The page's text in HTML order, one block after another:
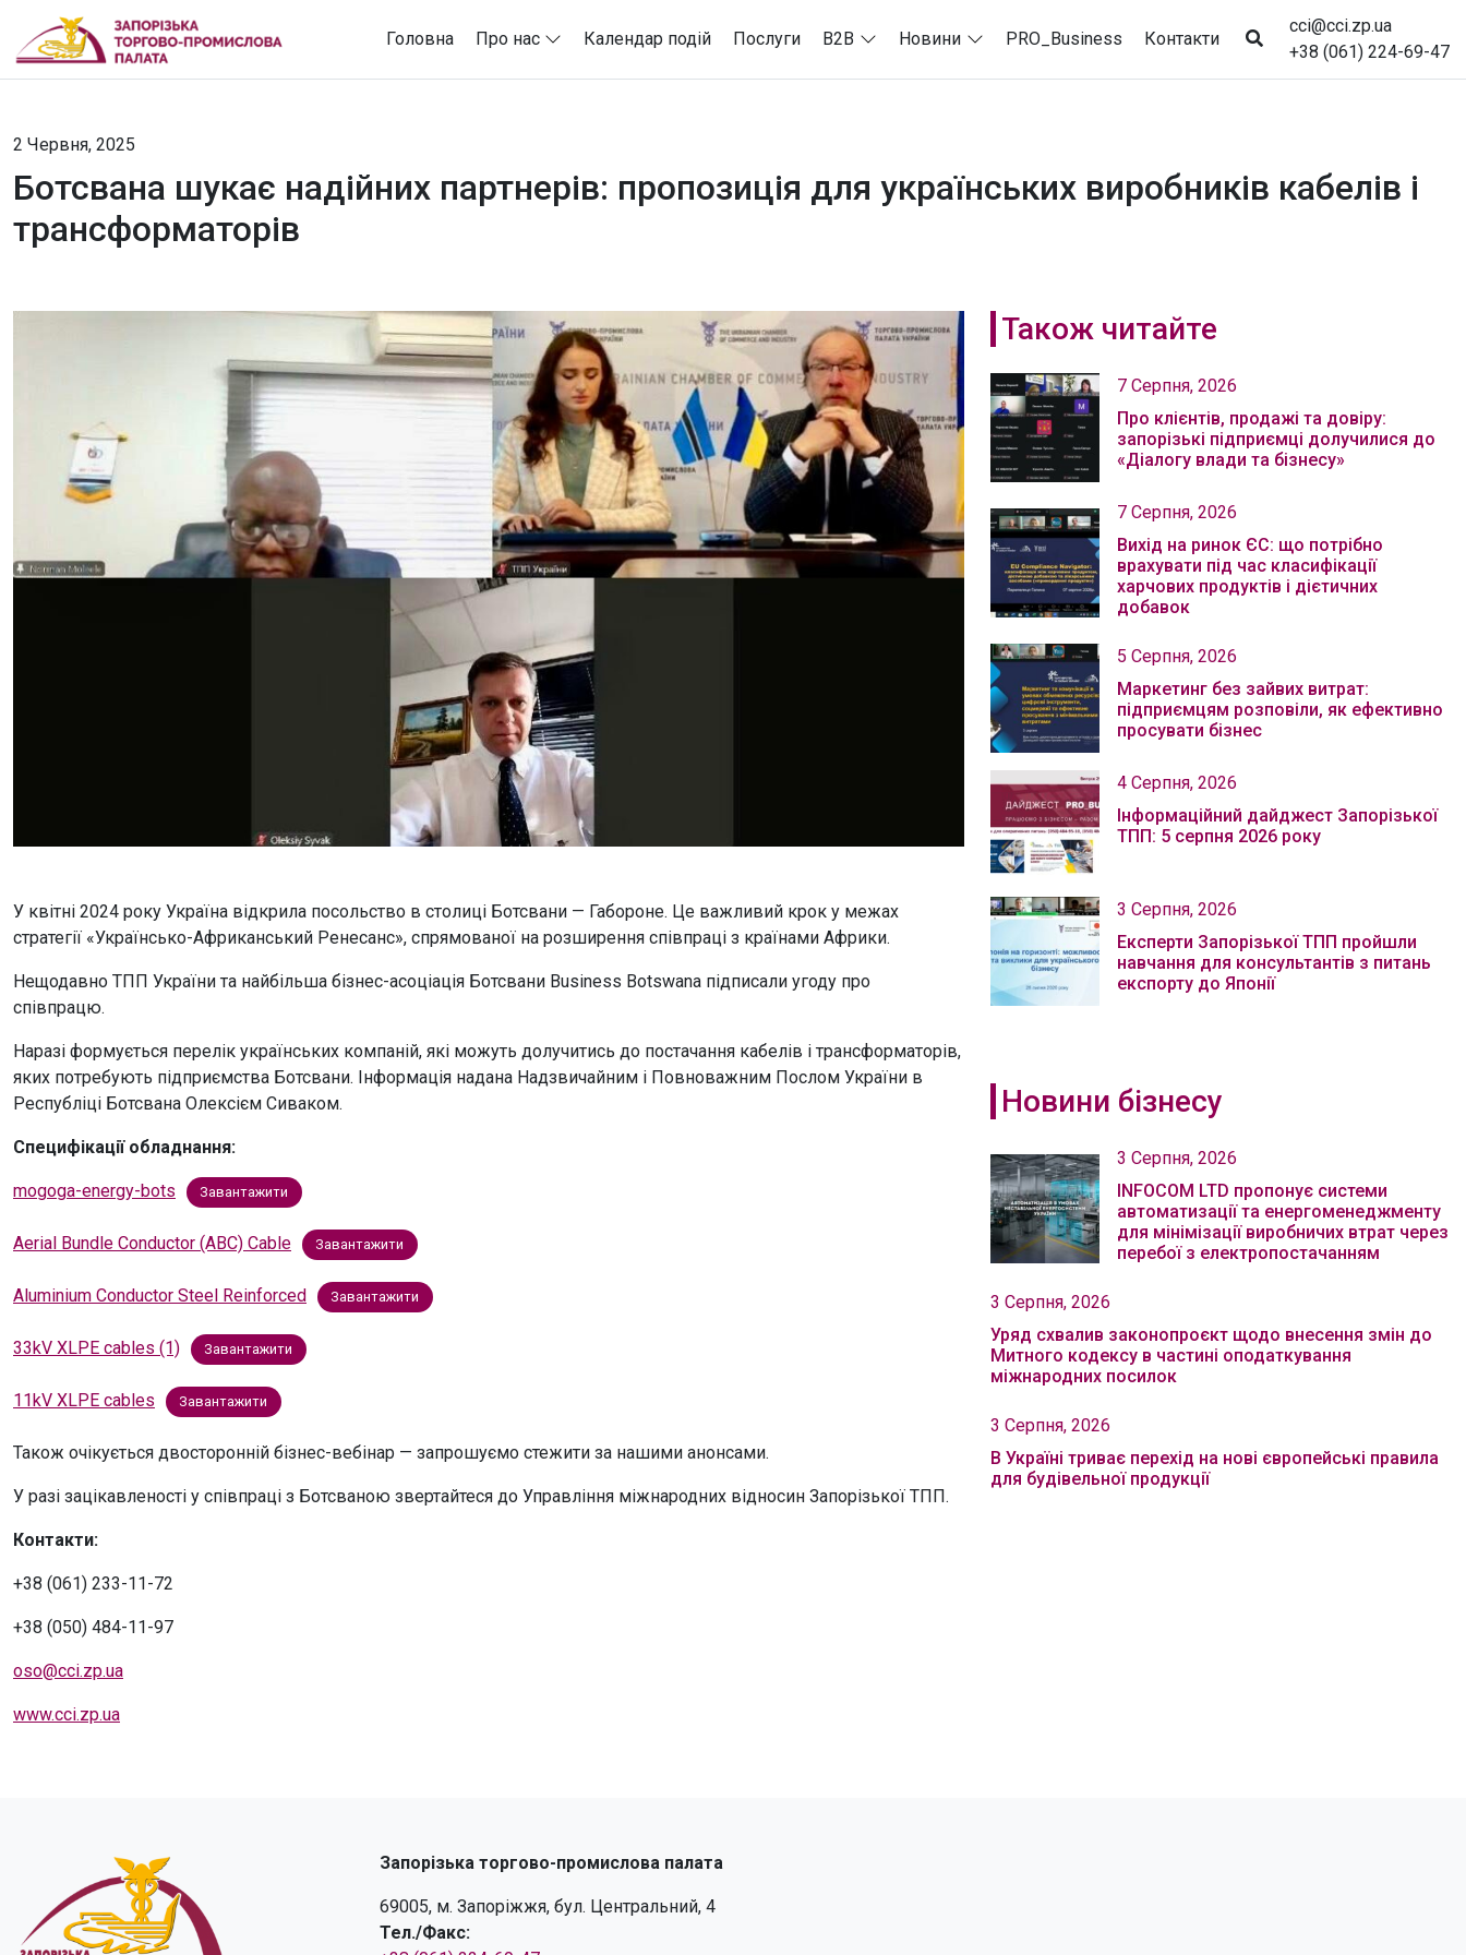
Головна Про нас Календар подій Послуги B2B Новини PRO_Business Контакти
cci@cci.zp.ua
+38 (061) 224-69-47
2 Червня, 2025
Ботсвана шукає надійних партнерів: пропозиція для українських виробників кабелів і
трансформаторів
У квітні 2024 року Україна відкрила посольство в столиці Ботсвани — Габороне. Це важливий крок у межах
стратегії «Українсько-Африканський Ренесанс», спрямованої на розширення співпраці з країнами Африки.
Нещодавно ТПП України та найбільша бізнес-асоціація Ботсвани Business Botswana підписали угоду про
співпрацю.
Наразі формується перелік українських компаній, які можуть долучитись до постачання кабелів і трансформаторів,
яких потребують підприємства Ботсвани. Інформація надана Надзвичайним і Повноважним Послом України в
Республіці Ботсвана Олексієм Сиваком.
Специфікації обладнання:
mogoga-energy-bots Завантажити
Aerial Bundle Conductor (ABC) Cable Завантажити
Aluminium Conductor Steel Reinforced Завантажити
33kV XLPE cables (1) Завантажити
11kV XLPE cables Завантажити
Також очікується двосторонній бізнес-вебінар — запрошуємо стежити за нашими анонсами.
У разі зацікавленості у співпраці з Ботсваною звертайтеся до Управління міжнародних відносин Запорізької ТПП.
Контакти:
+38 (061) 233-11-72
+38 (050) 484-11-97
oso@cci.zp.ua
www.cci.zp.ua
Також читайте
7 Серпня, 2026
Про клієнтів, продажі та довіру:
запорізькі підприємці долучилися до
«Діалогу влади та бізнесу»
7 Серпня, 2026
Вихід на ринок ЄС: що потрібно
врахувати під час класифікації
харчових продуктів і дієтичних
добавок
5 Серпня, 2026
Маркетинг без зайвих витрат:
підприємцям розповіли, як ефективно
просувати бізнес
4 Серпня, 2026
Інформаційний дайджест Запорізької
ТПП: 5 серпня 2026 року
3 Серпня, 2026
Експерти Запорізької ТПП пройшли
навчання для консультантів з питань
експорту до Японії
Новини бізнесу
3 Серпня, 2026
INFOCOM LTD пропонує системи
автоматизації та енергоменеджменту
для мінімізації виробничих втрат через
перебої з електропостачанням
3 Серпня, 2026
Уряд схвалив законопроєкт щодо внесення змін до
Митного кодексу в частині оподаткування
міжнародних посилок
3 Серпня, 2026
В Україні триває перехід на нові європейські правила
для будівельної продукції
Запорізька торгово-промислова палата
69005, м. Запоріжжя, бул. Центральний, 4
Тел./Факс: